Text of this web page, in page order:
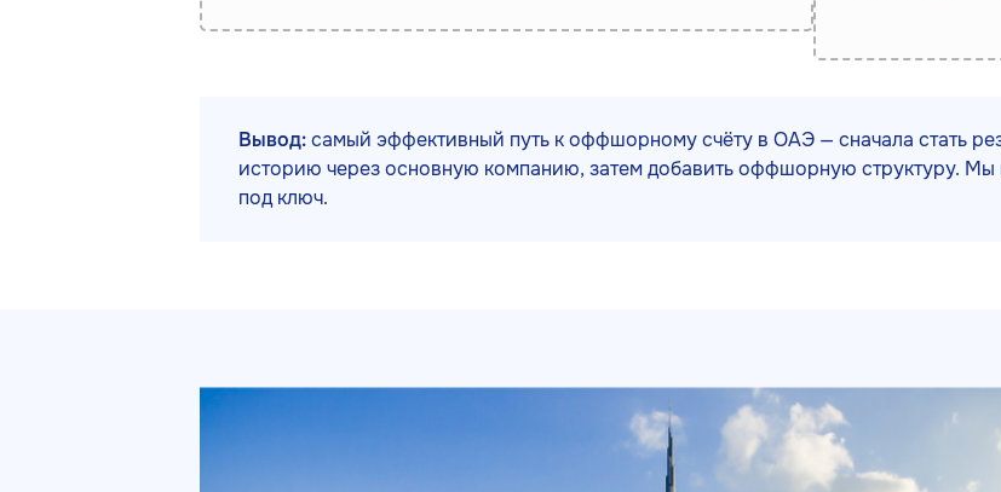
Вывод:самый эффективный путь к оффшорному счёту в ОАЭ — сначала стать
историю через основную компанию, затем добавить оффшорную структуру. Мы
под ключ.